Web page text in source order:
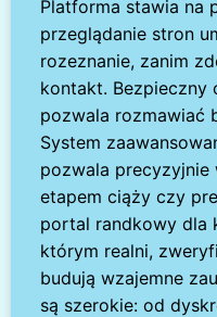
Platforma stawia na
przeglądanie stron
rozeznanie, zanim
kontakt. Bezpieczny
pozwala rozmawiać
System
pozwala
etapem ciąży czy
portal randkowy dla
którym realni,
budują wzajemne
są szerokie: od